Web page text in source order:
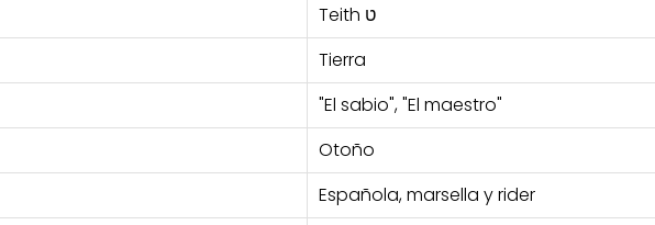
Teith ט
Tierra
"El sabio", "El maestro"
Otoño
Española, marsella y rider